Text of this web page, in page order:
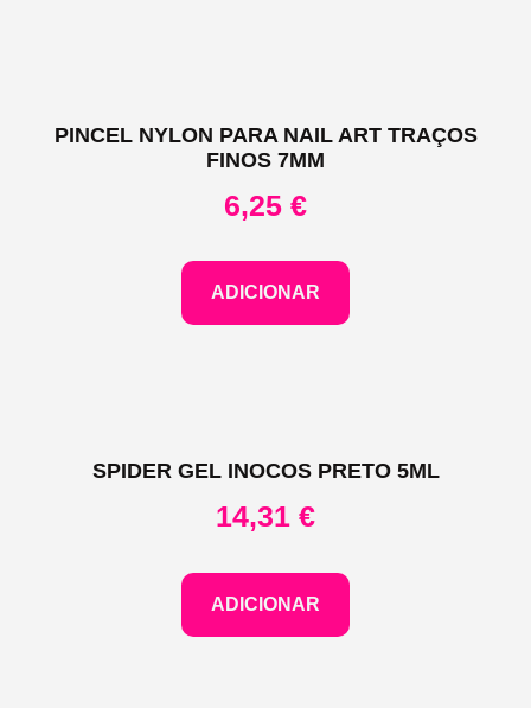
PINCEL NYLON PARA NAIL ART TRAÇOS
FINOS 7MM
6,25 €
ADICIONAR
SPIDER GEL INOCOS PRETO 5ML
14,31 €
ADICIONAR